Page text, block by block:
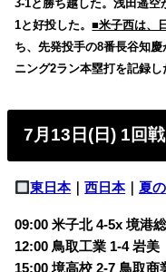
3-1と勝ち越した。浅田遥
1と好投した。■米子西は、
ち、先発投手の8番長谷知
ニング2ラン本塁打を記録し
7月13日(日) 1回
東日本｜西日本｜夏
09:00 米子北 4-5x 境港
12:00 鳥取工業 1-4 岩美
15:00 境高校 2-7 鳥取商